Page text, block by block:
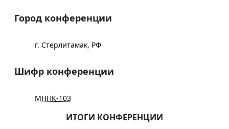
Город конференции
г. Стерлитамак, РФ
Шифр конференции
МНПК-103
ИТОГИ КОНФЕРЕНЦИИ